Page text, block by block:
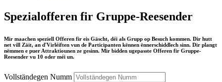
Spezialofferen fir Gruppe-Reesender
Mir maachen speziell Offeren fir eis Gäscht, déi als Grupp op Besuch kommen. Dir hutt
net vill Zäit, an d'Virléiften vun de Participanten kënnen ënnerschiddlech sinn. Dir plangt
nëmmen e puer Attraktiounen ze gesinn. Mir bidden ugepasste Offeren fir Gruppe-
Reesender vu 10 oder méi un.
Vollständegen Numm